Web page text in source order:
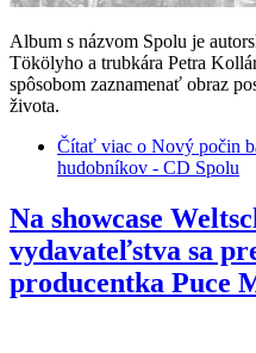
Album s názvom Spolu je
Tökölyho a trubkára Petra
spôsobom zaznamenať obraz
života.
Čítať viac o Nový počin
hudobníkov - CD Spolu
Na showcase
vydavateľstva sa
producentka Puce